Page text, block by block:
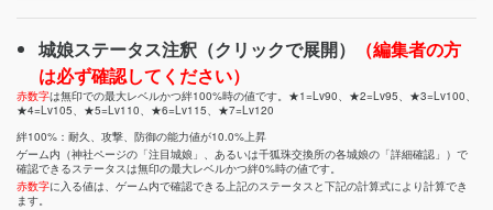
城娘ステータス注釈（クリックで展開）
（編集者の方
は必ず確認してください）
赤数字は無印での最大レベルかつ絆100%時の値です。★1=Lv90、★2=Lv95、★3=Lv100、
★4=Lv105、★5=Lv110、★6=Lv115、★7=Lv120
絆100%：耐久、攻撃、防御の能力値が10.0%上昇
ゲーム内（神社ページの「注目城娘」、あるいは千狐珠交換所の各城娘の「詳細確認」）で
確認できるステータスは無印の最大レベルかつ絆0%時の値です。
赤数字に入る値は、ゲーム内で確認できる上記のステータスと下記の計算式により計算でき
ます。